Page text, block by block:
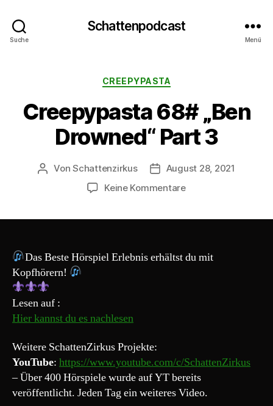
Suche
Schattenpodcast
Menü
Kategorien
CREEPYPASTA
Creepypasta 68# „Ben
Drowned“ Part 3
Beitragsautor
VonSchattenzirkus Beitragsdatum
August 28, 2021
Keine Kommentarezu
Part
Das Beste Hörspiel Erlebnis erhältst du mit
Kopfhörern!
Lesen auf :
Hier kannst du es nachlesen
Weitere SchattenZirkus Projekte:
YouTube: https://www.youtube.com/c/SchattenZirkus
– Über 400 Hörspiele wurde auf YT bereits
veröffentlicht. Jeden Tag ein weiteres Video.